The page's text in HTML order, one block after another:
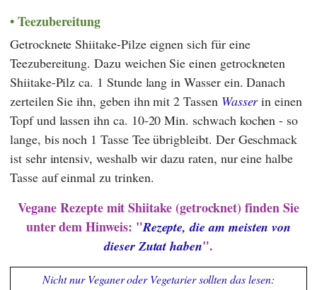
Teezubereitung
Getrocknete Shiitake-Pilze eignen sich für eine
Teezubereitung. Dazu weichen Sie einen getrockneten
Shiitake-Pilz ca. 1 Stunde lang in Wasser ein. Danach
zerteilen Sie ihn, geben ihn mit 2 Tassen Wasserin einen
Topf und lassen ihn ca. 10-20 Min. schwach kochen - so
lange, bis noch 1 Tasse Tee übrigbleibt. Der Geschmack
ist sehr intensiv, weshalb wir dazu raten, nur eine halbe
Tasse auf einmal zu trinken.
Vegane Rezepte mit Shiitake (getrocknet) finden Sie
unter dem Hinweis: "Rezepte, die am meisten von
dieser Zutat haben".
Nicht nur Veganer oder Vegetarier sollten das lesen: